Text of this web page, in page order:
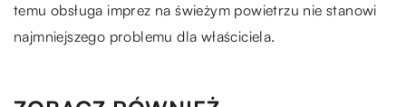
temu obsługa imprez na świeżym powietrzu nie stanowi
najmniejszego problemu dla właściciela.